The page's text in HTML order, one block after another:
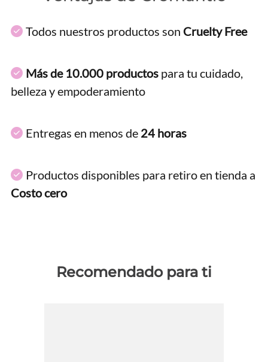
Todos nuestros productos son Cruelty Free
Más de 10.000 productos para tu cuidado,
belleza y empoderamiento
Entregas en menos de 24 horas
Productos disponibles para retiro en tienda a
Costo cero
Recomendado para ti